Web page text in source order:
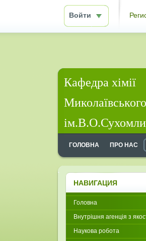
Войти
Кафедра хімії
ГОЛОВНА ПРО НАС
НАВИГАЦИЯ
Головна
Внутрішня агенція з
Наукова робота